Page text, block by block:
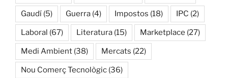
Gaudí (5) Guerra (4) Impostos (18) IPC (2)
Laboral (67) Literatura (15) Marketplace (27)
Medi Ambient (38) Mercats (22)
Nou Comerç Tecnològic (36)